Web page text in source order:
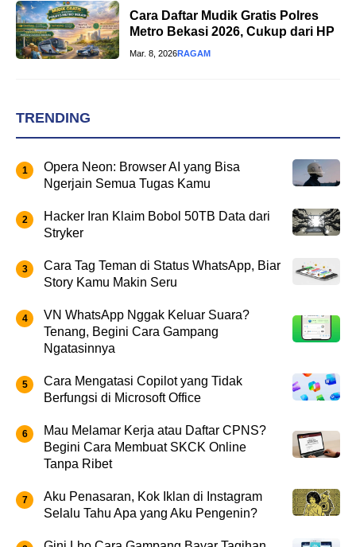
Cara Daftar Mudik Gratis Polres
Metro Bekasi 2026, Cukup dari HP
Mar. 8, 2026RAGAM
TRENDING
Opera Neon: Browser AI yang Bisa
Ngerjain Semua Tugas Kamu
Hacker Iran Klaim Bobol 50TB Data dari
Stryker
Cara Tag Teman di Status WhatsApp, Biar
Story Kamu Makin Seru
VN WhatsApp Nggak Keluar Suara?
Tenang, Begini Cara Gampang
Ngatasinnya
Cara Mengatasi Copilot yang Tidak
Berfungsi di Microsoft Office
Mau Melamar Kerja atau Daftar CPNS?
Begini Cara Membuat SKCK Online
Tanpa Ribet
Aku Penasaran, Kok Iklan di Instagram
Selalu Tahu Apa yang Aku Pengenin?